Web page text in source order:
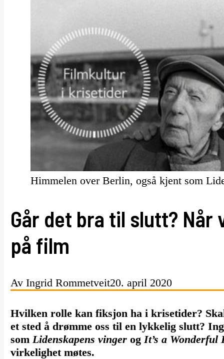
Himmelen over Berlin, også kjent som
Går det bra til slutt?
på film
Av Ingrid Rommetveit20. april 2020
Hvilken rolle kan fiksjon ha i krisetider?
et sted å drømme oss til en lykkelig slutt?
som Lidenskapens vingerogIt’s a Wonderful
virkelighet møtes.